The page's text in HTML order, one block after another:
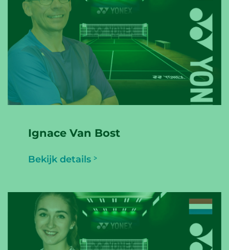
Ignace Van Bost
Bekijk details